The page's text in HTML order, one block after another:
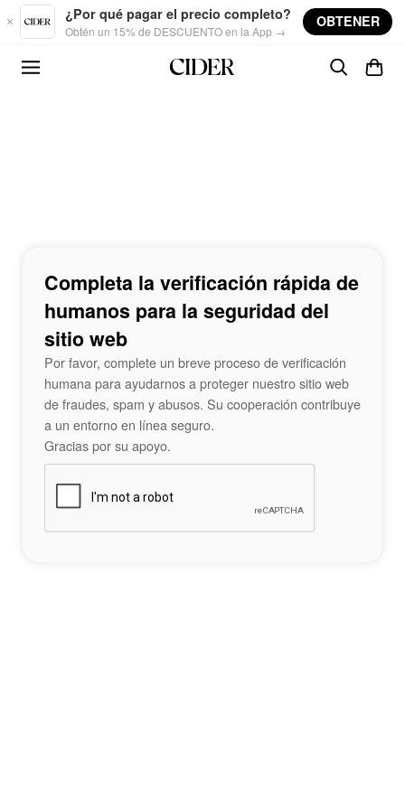
Skip to main content
¿Por qué pagar el precio completo?
Obtén un 15% de DESCUENTO en la App →
OBTENER
Completa la verificación rápida de
humanos para la seguridad del
sitio web
Por favor, complete un breve proceso de verificación
humana para ayudarnos a proteger nuestro sitio web
de fraudes, spam y abusos. Su cooperación contribuye
a un entorno en línea seguro.
Gracias por su apoyo.